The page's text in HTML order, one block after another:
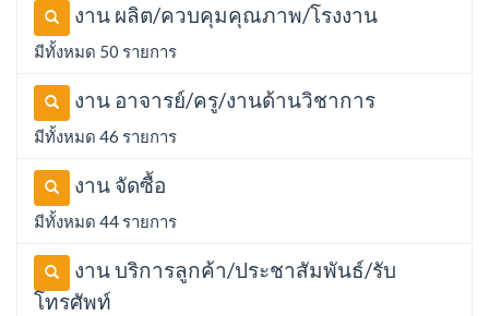
งาน ผลิต/ควบคุมคุณภาพ/โรงงาน
มีทั้งหมด 50 รายการ
งาน อาจารย์/ครู/งานด้านวิชาการ
มีทั้งหมด 46 รายการ
งาน จัดซื้อ
มีทั้งหมด 44 รายการ
งาน บริการลูกค้า/ประชาสัมพันธ์/รับ
โทรศัพท์